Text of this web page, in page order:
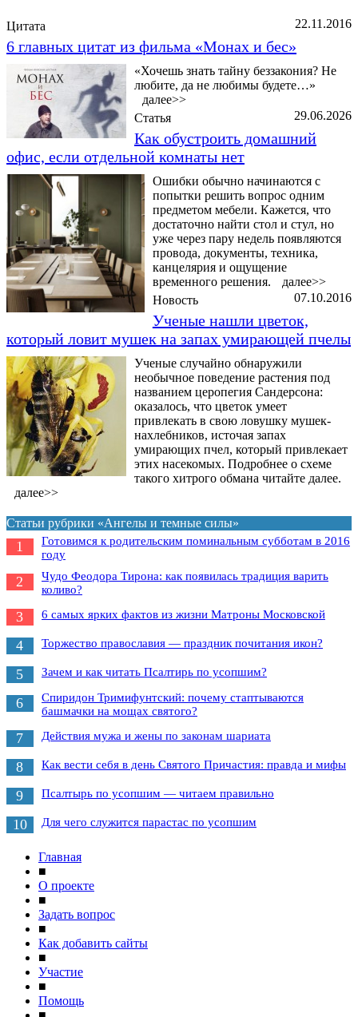
22.11.2016
Цитата
6 главных цитат из фильма «Монах и бес»
«Хочешь знать тайну беззакония? Не
любите, да не любимы будете…»
далее>>
29.06.2026
Статья
Как обустроить домашний
офис, если отдельной комнаты нет
Ошибки обычно начинаются с
попытки решить вопрос одним
предметом мебели. Кажется, что
достаточно найти стол и стул, но
уже через пару недель появляются
провода, документы, техника,
канцелярия и ощущение
временного решения.
далее>>
07.10.2016
Новость
Ученые нашли цветок,
который ловит мушек на запах умирающей пчелы
Ученые случайно обнаружили
необычное поведение растения под
названием церопегия Сандерсона:
оказалось, что цветок умеет
привлекать в свою ловушку мушек-
нахлебников, источая запах
умирающих пчел, который привлекает
этих насекомых. Подробнее о схеме
такого хитрого обмана читайте далее.
далее>>
Статьи рубрики «Ангелы и темные силы»
1
Готовимся к родительским поминальным субботам в 2016
году
2
Чудо Феодора Тирона: как появилась традиция варить
коливо?
3 6 самых ярких фактов из жизни Матроны Московской
4 Торжество православия — праздник почитания икон?
5 Зачем и как читать Псалтирь по усопшим?
6
Спиридон Тримифунтский: почему стаптываются
башмачки на мощах святого?
7 Действия мужа и жены по законам шариата
8 Как вести себя в день Святого Причастия: правда и мифы
9 Псалтырь по усопшим — читаем правильно
10 Для чего служится парастас по усопшим
Главная
■
О проекте
■
Задать вопрос
■
Как добавить сайты
■
Участие
■
Помощь